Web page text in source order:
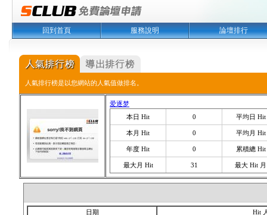
回到首頁 服務說明 論壇排行
人氣排行榜是以您網站的人氣值做排名。
爱逐梦
本日 Hit
0 平均日 Hit
本月 Hit 0 平均月 Hit
年度 Hit 0 累積總 Hit
最大月 Hit 31 最大 Hit 月
日期 Hit